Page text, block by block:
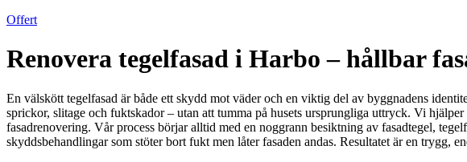
Offert
Renovera tegelfasad i Harbo – hållbar
En välskött tegelfasad är både ett skydd mot väder och en viktig del av byggnadens
sprickor, slitage och fuktskador – utan att tumma på husets ursprungliga uttryck. Vi
fasadrenovering. Vår process börjar alltid med en noggrann besiktning av fasadtegel,
skyddsbehandlingar som stöter bort fukt men låter fasaden andas. Resultatet är en trygg,